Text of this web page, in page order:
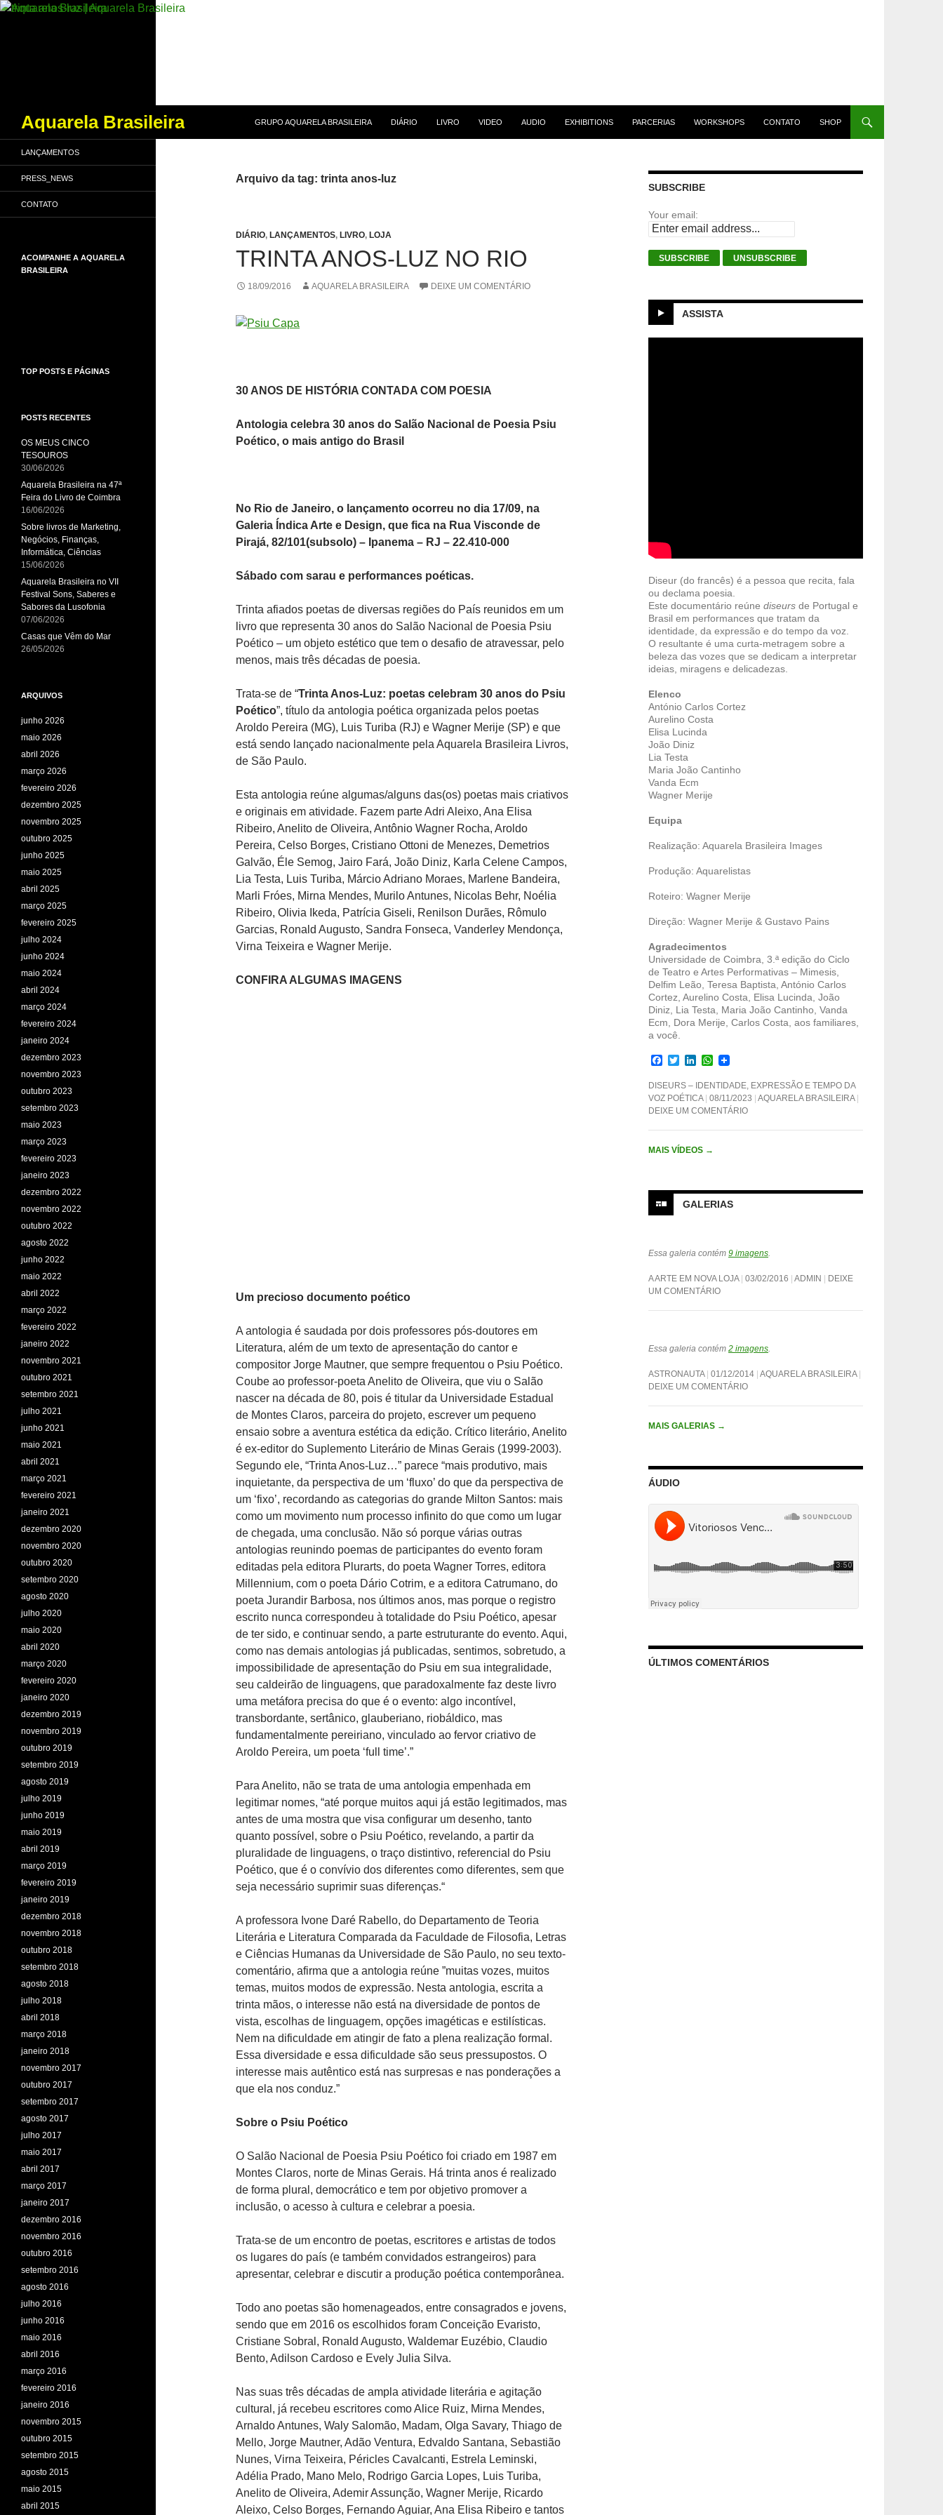
Aquarela Brasileira
GRUPO AQUARELA BRASILEIRA
DIÁRIO LIVRO VIDEO AUDIO EXHIBITIONS PARCERIAS WORKSHOPS CONTATO SHOP
Arquivo da tag: trinta anos-luz
DIÁRIO, LANÇAMENTOS, LIVRO, LOJA
TRINTA ANOS-LUZ NO RIO
18/09/2016 AQUARELA BRASILEIRA DEIXE UM COMENTÁRIO
30 ANOS DE HISTÓRIA CONTADA COM POESIA
Antologia celebra 30 anos do Salão Nacional de Poesia Psiu
Poético, o mais antigo do Brasil
No Rio de Janeiro, o lançamento ocorreu no dia 17/09, na
Galeria Índica Arte e Design, que fica na Rua Visconde de
Pirajá, 82/101(subsolo) – Ipanema – RJ – 22.410-000
Sábado com sarau e performances poéticas.
Trinta afiados poetas de diversas regiões do País reunidos em um
livro que representa 30 anos do Salão Nacional de Poesia Psiu
Poético – um objeto estético que tem o desafio de atravessar, pelo
menos, mais três décadas de poesia.
Trata-se de “Trinta Anos-Luz: poetas celebram 30 anos do Psiu
Poético”, título da antologia poética organizada pelos poetas
Aroldo Pereira (MG), Luis Turiba (RJ) e Wagner Merije (SP) e que
está sendo lançado nacionalmente pela Aquarela Brasileira Livros,
de São Paulo.
Esta antologia reúne algumas/alguns das(os) poetas mais criativos
e originais em atividade. Fazem parte Adri Aleixo, Ana Elisa
Ribeiro, Anelito de Oliveira, Antônio Wagner Rocha, Aroldo
Pereira, Celso Borges, Cristiano Ottoni de Menezes, Demetrios
Galvão, Éle Semog, Jairo Fará, João Diniz, Karla Celene Campos,
Lia Testa, Luis Turiba, Márcio Adriano Moraes, Marlene Bandeira,
Marli Fróes, Mirna Mendes, Murilo Antunes, Nicolas Behr, Noélia
Ribeiro, Olivia Ikeda, Patrícia Giseli, Renilson Durães, Rômulo
Garcias, Ronald Augusto, Sandra Fonseca, Vanderley Mendonça,
Virna Teixeira e Wagner Merije.
CONFIRA ALGUMAS IMAGENS
Um precioso documento poético
A antologia é saudada por dois professores pós-doutores em
Literatura, além de um texto de apresentação do cantor e
compositor Jorge Mautner, que sempre frequentou o Psiu Poético.
Coube ao professor-poeta Anelito de Oliveira, que viu o Salão
nascer na década de 80, pois é titular da Universidade Estadual
de Montes Claros, parceira do projeto, escrever um pequeno
ensaio sobre a aventura estética da edição. Crítico literário, Anelito
é ex-editor do Suplemento Literário de Minas Gerais (1999-2003).
Segundo ele, “Trinta Anos-Luz…” parece “mais produtivo, mais
inquietante, da perspectiva de um ‘fluxo’ do que da perspectiva de
um ‘fixo’, recordando as categorias do grande Milton Santos: mais
como um movimento num processo infinito do que como um lugar
de chegada, uma conclusão. Não só porque várias outras
antologias reunindo poemas de participantes do evento foram
editadas pela editora Plurarts, do poeta Wagner Torres, editora
Millennium, com o poeta Dário Cotrim, e a editora Catrumano, do
poeta Jurandir Barbosa, nos últimos anos, mas porque o registro
escrito nunca correspondeu à totalidade do Psiu Poético, apesar
de ter sido, e continuar sendo, a parte estruturante do evento. Aqui,
como nas demais antologias já publicadas, sentimos, sobretudo, a
impossibilidade de apresentação do Psiu em sua integralidade,
seu caldeirão de linguagens, que paradoxalmente faz deste livro
uma metáfora precisa do que é o evento: algo incontível,
transbordante, sertânico, glauberiano, riobáldico, mas
fundamentalmente pereiriano, vinculado ao fervor criativo de
Aroldo Pereira, um poeta ‘full time’.”
Para Anelito, não se trata de uma antologia empenhada em
legitimar nomes, “até porque muitos aqui já estão legitimados, mas
antes de uma mostra que visa configurar um desenho, tanto
quanto possível, sobre o Psiu Poético, revelando, a partir da
pluralidade de linguagens, o traço distintivo, referencial do Psiu
Poético, que é o convívio dos diferentes como diferentes, sem que
seja necessário suprimir suas diferenças.“
A professora Ivone Daré Rabello, do Departamento de Teoria
Literária e Literatura Comparada da Faculdade de Filosofia, Letras
e Ciências Humanas da Universidade de São Paulo, no seu texto-
comentário, afirma que a antologia reúne ”muitas vozes, muitos
temas, muitos modos de expressão. Nesta antologia, escrita a
trinta mãos, o interesse não está na diversidade de pontos de
vista, escolhas de linguagem, opções imagéticas e estilísticas.
Nem na dificuldade em atingir de fato a plena realização formal.
Essa diversidade e essa dificuldade são seus pressupostos. O
interesse mais autêntico está nas surpresas e nas ponderações a
que ela nos conduz.”
Sobre o Psiu Poético
O Salão Nacional de Poesia Psiu Poético foi criado em 1987 em
Montes Claros, norte de Minas Gerais. Há trinta anos é realizado
de forma plural, democrático e tem por objetivo promover a
inclusão, o acesso à cultura e celebrar a poesia.
Trata-se de um encontro de poetas, escritores e artistas de todos
os lugares do país (e também convidados estrangeiros) para
apresentar, celebrar e discutir a produção poética contemporânea.
Todo ano poetas são homenageados, entre consagrados e jovens,
sendo que em 2016 os escolhidos foram Conceição Evaristo,
Cristiane Sobral, Ronald Augusto, Waldemar Euzébio, Claudio
Bento, Adilson Cardoso e Evely Julia Silva.
Nas suas três décadas de ampla atividade literária e agitação
cultural, já recebeu escritores como Alice Ruiz, Mirna Mendes,
Arnaldo Antunes, Waly Salomão, Madam, Olga Savary, Thiago de
Mello, Jorge Mautner, Adão Ventura, Edvaldo Santana, Sebastião
Nunes, Virna Teixeira, Péricles Cavalcanti, Estrela Leminski,
Adélia Prado, Mano Melo, Rodrigo Garcia Lopes, Luis Turiba,
Anelito de Oliveira, Ademir Assunção, Wagner Merije, Ricardo
Aleixo, Celso Borges, Fernando Aguiar, Ana Elisa Ribeiro e tantos
SUBSCRIBE
Your email:
ASSISTA
Diseur (do francês) é a pessoa que recita, fala
ou declama poesia.
Este documentário reúne diseurs de Portugal e
Brasil em performances que tratam da
identidade, da expressão e do tempo da voz.
O resultante é uma curta-metragem sobre a
beleza das vozes que se dedicam a interpretar
ideias, miragens e delicadezas.
Elenco
António Carlos Cortez
Aurelino Costa
Elisa Lucinda
João Diniz
Lia Testa
Maria João Cantinho
Vanda Ecm
Wagner Merije
Equipa
Realização: Aquarela Brasileira Images
Produção: Aquarelistas
Roteiro: Wagner Merije
Direção: Wagner Merije & Gustavo Pains
Agradecimentos
Universidade de Coimbra, 3.ª edição do Ciclo
de Teatro e Artes Performativas – Mimesis,
Delfim Leão, Teresa Baptista, António Carlos
Cortez, Aurelino Costa, Elisa Lucinda, João
Diniz, Lia Testa, Maria João Cantinho, Vanda
Ecm, Dora Merije, Carlos Costa, aos familiares,
a você.
F
c
e
b
o
o
T
i
t
t
e
r
L
n
k
e
d
I
W
a
t
s
A
p
DISEURS – IDENTIDADE, EXPRESSÃO E TEMPO DA
VOZ POÉTICA
08/11/2023
AQUARELA BRASILEIRA
DEIXE UM COMENTÁRIO
MAIS VÍDEOS →
GALERIAS
Essa galeria contém 9 imagens
A ARTE EM NOVA LOJA 03/02/2016 ADMIN
DEIXE
UM COMENTÁRIO
Essa galeria contém 2 imagens
ASTRONAUTA 01/12/2014 AQUARELA BRASILEIRA
DEIXE UM COMENTÁRIO
MAIS GALERIAS →
ÁUDIO
ÚLTIMOS COMENTÁRIOS
LANÇAMENTOS
PRESS_NEWS
CONTATO
ACOMPANHE A AQUARELA
BRASILEIRA
TOP POSTS E PÁGINAS
POSTS RECENTES
OS MEUS CINCO
TESOUROS
30/06/2026
Aquarela Brasileira na 47ª
Feira do Livro de Coimbra
16/06/2026
Sobre livros de Marketing,
Negócios, Finanças,
Informática, Ciências
15/06/2026
Aquarela Brasileira no VII
Festival Sons, Saberes e
Sabores da Lusofonia
07/06/2026
Casas que Vêm do Mar
26/05/2026
ARQUIVOS
junho 2026
maio 2026
abril 2026
março 2026
fevereiro 2026
dezembro 2025
novembro 2025
outubro 2025
junho 2025
maio 2025
abril 2025
março 2025
fevereiro 2025
julho 2024
junho 2024
maio 2024
abril 2024
março 2024
fevereiro 2024
janeiro 2024
dezembro 2023
novembro 2023
outubro 2023
setembro 2023
maio 2023
março 2023
fevereiro 2023
janeiro 2023
dezembro 2022
novembro 2022
outubro 2022
agosto 2022
junho 2022
maio 2022
abril 2022
março 2022
fevereiro 2022
janeiro 2022
novembro 2021
outubro 2021
setembro 2021
julho 2021
junho 2021
maio 2021
abril 2021
março 2021
fevereiro 2021
janeiro 2021
dezembro 2020
novembro 2020
outubro 2020
setembro 2020
agosto 2020
julho 2020
maio 2020
abril 2020
março 2020
fevereiro 2020
janeiro 2020
dezembro 2019
novembro 2019
outubro 2019
setembro 2019
agosto 2019
julho 2019
junho 2019
maio 2019
abril 2019
março 2019
fevereiro 2019
janeiro 2019
dezembro 2018
novembro 2018
outubro 2018
setembro 2018
agosto 2018
julho 2018
abril 2018
março 2018
janeiro 2018
novembro 2017
outubro 2017
setembro 2017
agosto 2017
julho 2017
maio 2017
abril 2017
março 2017
janeiro 2017
dezembro 2016
novembro 2016
outubro 2016
setembro 2016
agosto 2016
julho 2016
junho 2016
maio 2016
abril 2016
março 2016
fevereiro 2016
janeiro 2016
novembro 2015
outubro 2015
setembro 2015
agosto 2015
maio 2015
abril 2015